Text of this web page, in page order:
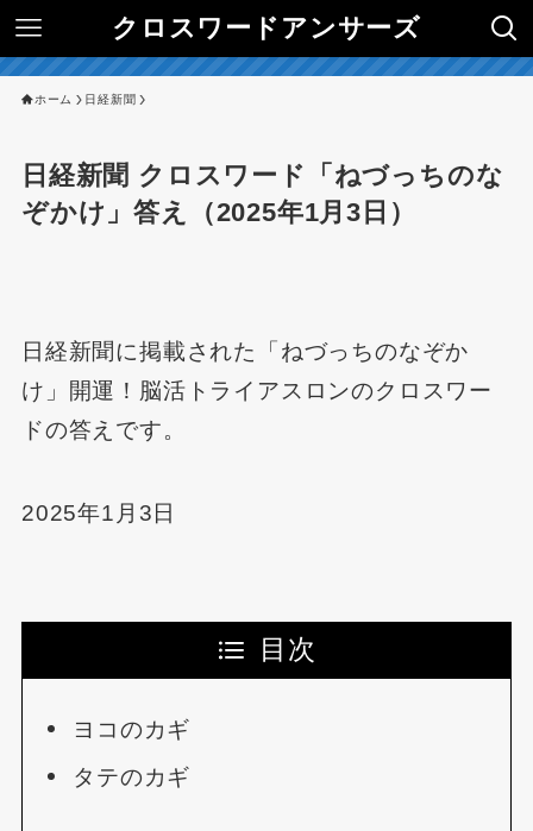
クロスワードアンサーズ
ホーム 日経新聞
日経新聞 クロスワード「ねづっちのな
ぞかけ」答え（2025年1月3日）
日経新聞に掲載された「ねづっちのなぞか
け」開運！脳活トライアスロンのクロスワー
ドの答えです。
2025年1月3日
目次
ヨコのカギ
タテのカギ